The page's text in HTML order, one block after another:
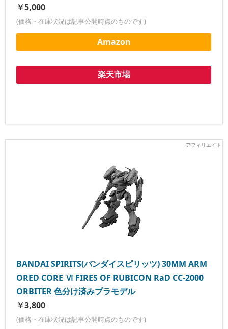
￥5,000
(価格・在庫状況は記事公開時点のものです)
Amazon
楽天市場
BANDAI SPIRITS(バンダイスピリッツ) 30MM ARM
ORED CORE Ⅵ FIRES OF RUBICON RaD CC-2000
ORBITER 色分け済みプラモデル
￥3,800
(価格・在庫状況は記事公開時点のものです)